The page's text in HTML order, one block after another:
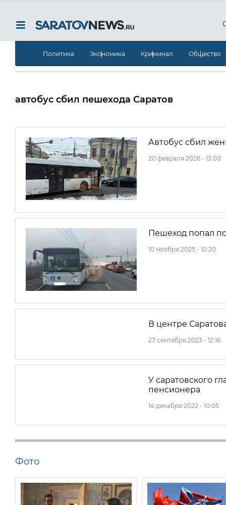
Политика Экономика Криминал Общество
автобус сбил пешехода Саратов
Автобус сбил
20 февраля 2026 - 13:00
Пешеход попал
10 ноября 2025 - 10:20
В центре
27 сентября 2023 - 12:16
У саратовского
пенсионера
14 декабря 2022 - 10:05
Фото